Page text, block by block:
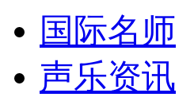
国际名师
声乐资讯